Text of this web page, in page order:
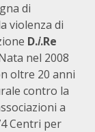
di
violenza di
D.i.Re
nel 2008
oltre 20 anni
contro la
a
Centri per